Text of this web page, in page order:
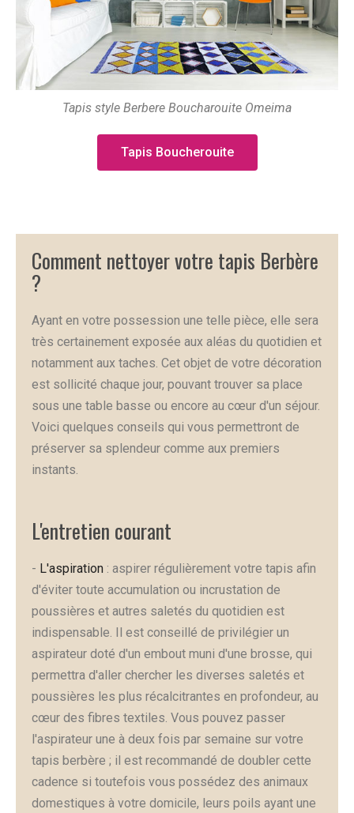
Tapis style Berbere Boucharouite Omeima
Tapis Boucherouite
Comment nettoyer votre tapis Berbère
?
Ayant en votre possession une telle pièce, elle sera
très certainement exposée aux aléas du quotidien et
notamment aux taches. Cet objet de votre décoration
est sollicité chaque jour, pouvant trouver sa place
sous une table basse ou encore au cœur d'un séjour.
Voici quelques conseils qui vous permettront de
préserver sa splendeur comme aux premiers
instants.
L'entretien courant
- L'aspiration : aspirer régulièrement votre tapis afin
d'éviter toute accumulation ou incrustation de
poussières et autres saletés du quotidien est
indispensable. Il est conseillé de privilégier un
aspirateur doté d'un embout muni d'une brosse, qui
permettra d'aller chercher les diverses saletés et
poussières les plus récalcitrantes en profondeur, au
cœur des fibres textiles. Vous pouvez passer
l'aspirateur une à deux fois par semaine sur votre
tapis berbère ; il est recommandé de doubler cette
cadence si toutefois vous possédez des animaux
domestiques à votre domicile, leurs poils ayant une